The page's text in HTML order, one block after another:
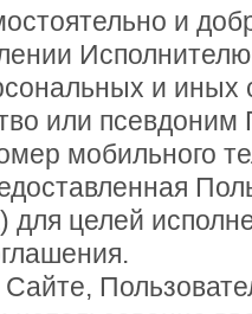
и
и иных
или псевдоним
мобильного
для целей